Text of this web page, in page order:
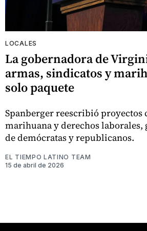
LOCALES
La gobernadora de
armas, sindicatos y
solo paquete
Spanberger reescribió proyectos
marihuana y derechos
de demócratas y republicanos.
EL TIEMPO LATINO TEAM
15 de abril de 2026